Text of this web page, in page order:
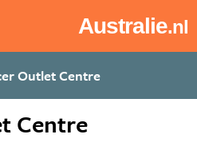
Australie.nl
Centre